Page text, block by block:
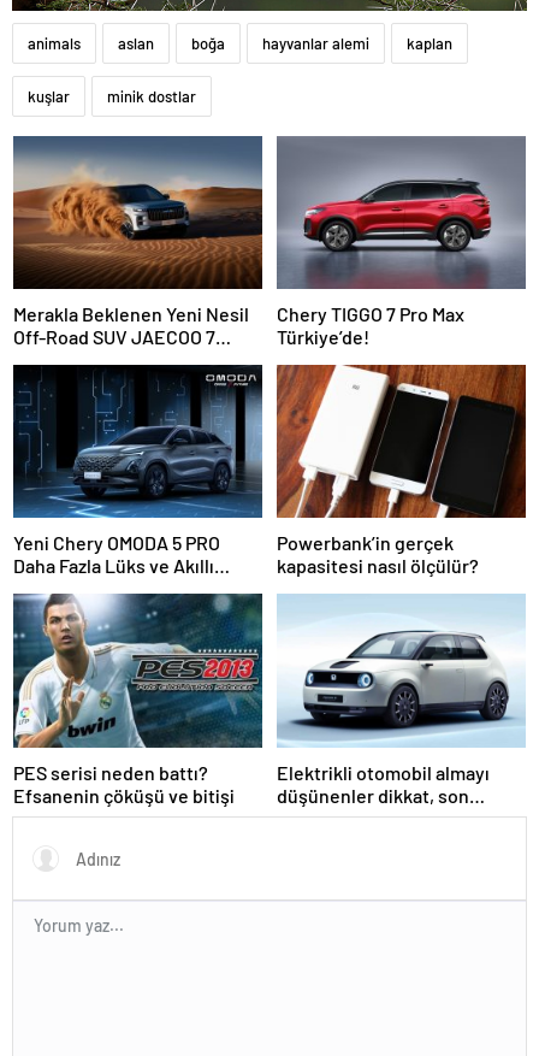
animals aslan boğa hayvanlar alemi kaplan
kuşlar minik dostlar
Merakla Beklenen Yeni Nesil
Off-Road SUV JAECOO 7
Türkiye’de Satışa Sunuluyor!
Chery TIGGO 7 Pro Max
Türkiye’de!
Yeni Chery OMODA 5 PRO
Daha Fazla Lüks ve Akıllı
Teknoloji ile Geldi!
Powerbank’in gerçek
kapasitesi nasıl ölçülür?
PES serisi neden battı?
Efsanenin çöküşü ve bitişi
Elektrikli otomobil almayı
düşünenler dikkat, son
pişmanlık fayda etmez